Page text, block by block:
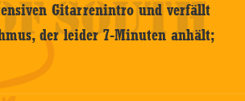
Gitarrenintro und verfällt
der leider 7-Minuten anhält;